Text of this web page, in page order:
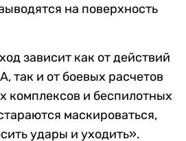
на поверхность
зависит как от действий
так и от боевых расчетов
комплексов и беспилотных
маскироваться,
удары и уходить».